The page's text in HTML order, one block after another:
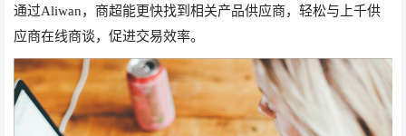
通过Aliwan，商超能更快找到相关产品供应商，轻松与上千供
应商在线商谈，促进交易效率。